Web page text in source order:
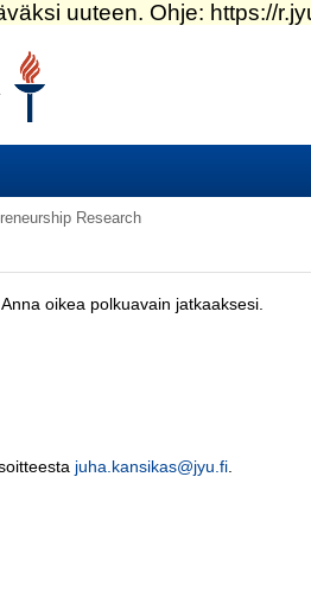
Research
oikea polkuavain jatkaaksesi.
juha.kansikas@jyu.fi.